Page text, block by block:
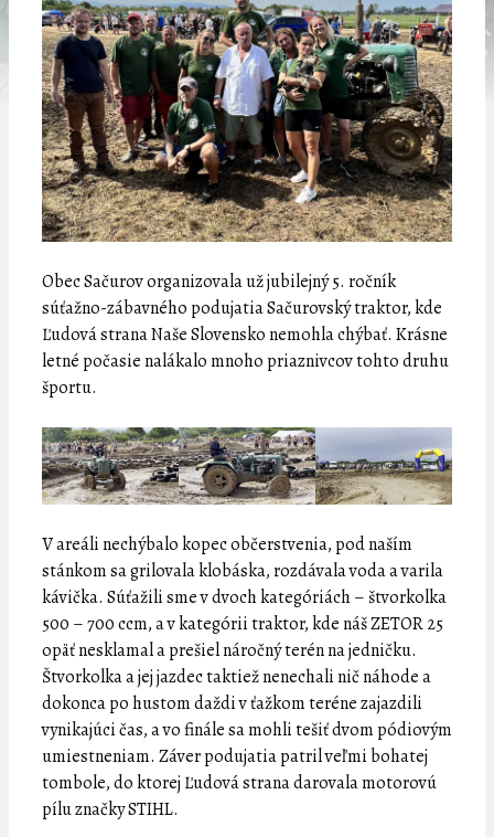
Obec Sačurov organizovala už jubilejný 5. ročník
súťažno-zábavného podujatia Sačurovský traktor, kde
Ľudová strana Naše Slovensko nemohla chýbať. Krásne
letné počasie nalákalo mnoho priaznivcov tohto druhu
športu.
V areáli nechýbalo kopec občerstvenia, pod naším
stánkom sa grilovala klobáska, rozdávala voda a varila
kávička. Súťažili sme v dvoch kategóriách – štvorkolka
500 – 700 ccm, a v kategórii traktor, kde náš ZETOR 25
opäť nesklamal a prešiel náročný terén na jedničku.
Štvorkolka a jej jazdec taktiež nenechali nič náhode a
dokonca po hustom daždi v ťažkom teréne zajazdili
vynikajúci čas, a vo finále sa mohli tešiť dvom pódiovým
umiestneniam. Záver podujatia patril veľmi bohatej
tombole, do ktorej Ľudová strana darovala motorovú
pílu značky STIHL.